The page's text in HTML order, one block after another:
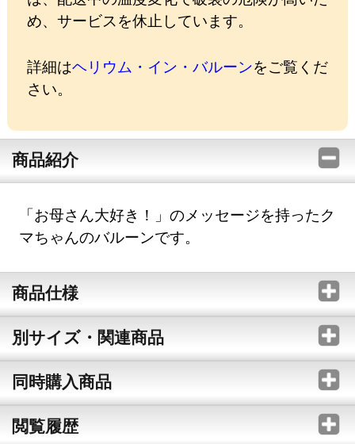
め、サービスを休止しています。
詳細はヘリウム・イン・バルーンをご覧くだ
さい。
商品紹介
「お母さん大好き！」のメッセージを持ったク
マちゃんのバルーンです。
商品仕様
別サイズ・関連商品
同時購入商品
閲覧履歴